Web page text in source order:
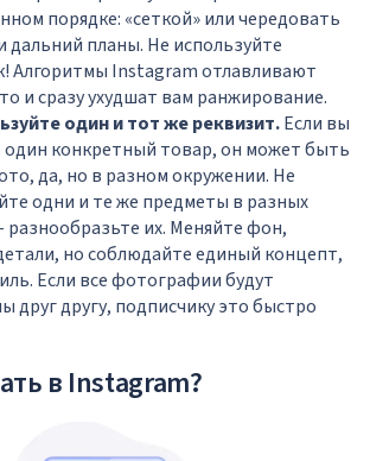
порядке: «сеткой» или чередовать
дальний планы. Не используйте
Алгоритмы Instagram отлавливают
и сразу ухудшат вам ранжирование.
один и тот же реквизит.Если вы
один конкретный товар, он может быть
да, но в разном окружении. Не
одни и те же предметы в разных
разнообразьте их. Меняйте фон,
но соблюдайте единый концепт,
Если все фотографии будут
друг другу, подписчику это быстро
в Instagram?